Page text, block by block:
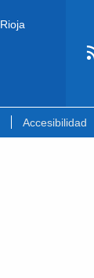
Accesibilidad